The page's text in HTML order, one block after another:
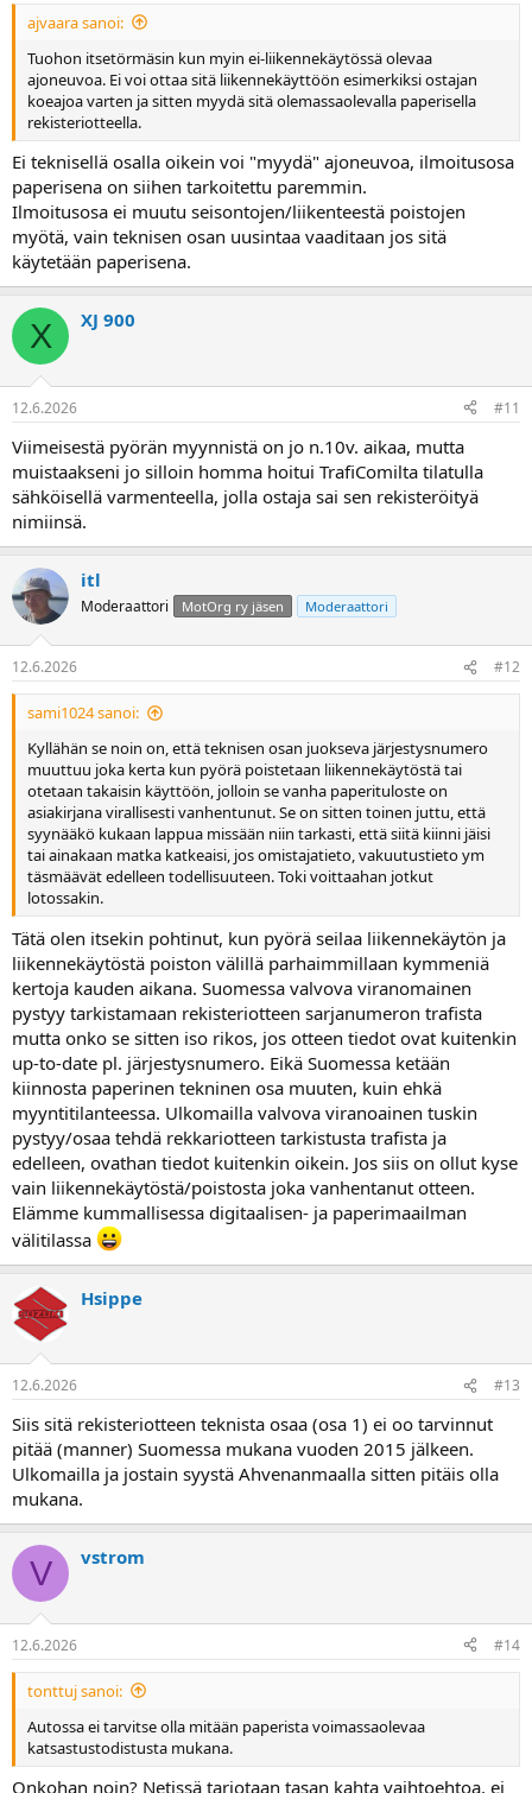
ajvaara sanoi:
Tuohon itsetörmäsin kun myin ei-liikennekäytössä olevaa
ajoneuvoa. Ei voi ottaa sitä liikennekäyttöön esimerkiksi ostajan
koeajoa varten ja sitten myydä sitä olemassaolevalla paperisella
rekisteriotteella.
Ei teknisellä osalla oikein voi "myydä" ajoneuvoa, ilmoitusosa
paperisena on siihen tarkoitettu paremmin.
Ilmoitusosa ei muutu seisontojen/liikenteestä poistojen
myötä, vain teknisen osan uusintaa vaaditaan jos sitä
käytetään paperisena.
X XJ 900
12.6.2026 #11
Viimeisestä pyörän myynnistä on jo n.10v. aikaa, mutta
muistaakseni jo silloin homma hoitui TrafiComilta tilatulla
sähköisellä varmenteella, jolla ostaja sai sen rekisteröityä
nimiinsä.
itl
Moderaattori MotOrg ry jäsen Moderaattori
12.6.2026 #12
sami1024 sanoi:
Kyllähän se noin on, että teknisen osan juokseva järjestysnumero
muuttuu joka kerta kun pyörä poistetaan liikennekäytöstä tai
otetaan takaisin käyttöön, jolloin se vanha paperituloste on
asiakirjana virallisesti vanhentunut. Se on sitten toinen juttu, että
syynääkö kukaan lappua missään niin tarkasti, että siitä kiinni jäisi
tai ainakaan matka katkeaisi, jos omistajatieto, vakuutustieto ym
täsmäävät edelleen todellisuuteen. Toki voittaahan jotkut
lotossakin.
Tätä olen itsekin pohtinut, kun pyörä seilaa liikennekäytön ja
liikennekäytöstä poiston välillä parhaimmillaan kymmeniä
kertoja kauden aikana. Suomessa valvova viranomainen
pystyy tarkistamaan rekisteriotteen sarjanumeron trafista
mutta onko se sitten iso rikos, jos otteen tiedot ovat kuitenkin
up-to-date pl. järjestysnumero. Eikä Suomessa ketään
kiinnosta paperinen tekninen osa muuten, kuin ehkä
myyntitilanteessa. Ulkomailla valvova viranoainen tuskin
pystyy/osaa tehdä rekkariotteen tarkistusta trafista ja
edelleen, ovathan tiedot kuitenkin oikein. Jos siis on ollut kyse
vain liikennekäytöstä/poistosta joka vanhentanut otteen.
Elämme kummallisessa digitaalisen- ja paperimaailman
välitilassa
Hsippe
12.6.2026 #13
Siis sitä rekisteriotteen teknista osaa (osa 1) ei oo tarvinnut
pitää (manner) Suomessa mukana vuoden 2015 jälkeen.
Ulkomailla ja jostain syystä Ahvenanmaalla sitten pitäis olla
mukana.
V vstrom
12.6.2026 #14
tonttuj sanoi:
Autossa ei tarvitse olla mitään paperista voimassaolevaa
katsastustodistusta mukana.
Onkohan noin? Netissä tarjotaan tasan kahta vaihtoehtoa, ei